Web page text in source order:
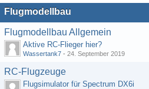
Flugmodellbau
Flugmodellbau Allgemein
Aktive RC-Flieger hier?
Wassertank7 - 24. September 2019
RC-Flugzeuge
Flugsimulator für Spectrum DX6i